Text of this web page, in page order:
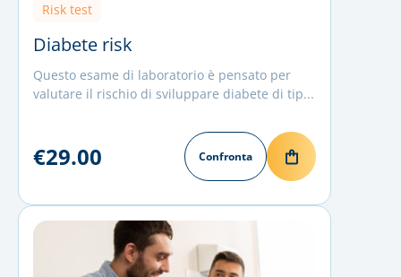
Risk test
Diabete risk
Questo esame di laboratorio è pensato per
valutare il rischio di sviluppare diabete di tip...
€29.00 Confronta